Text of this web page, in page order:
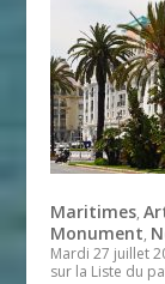
Maritimes,
Monument,
Mardi 27 juillet
sur la Liste du